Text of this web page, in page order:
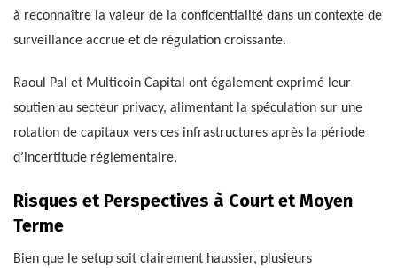
à reconnaître la valeur de la confidentialité dans un contexte de
surveillance accrue et de régulation croissante.
Raoul Pal et Multicoin Capital ont également exprimé leur
soutien au secteur privacy, alimentant la spéculation sur une
rotation de capitaux vers ces infrastructures après la période
d’incertitude réglementaire.
Risques et Perspectives à Court et Moyen
Terme
Bien que le setup soit clairement haussier, plusieurs